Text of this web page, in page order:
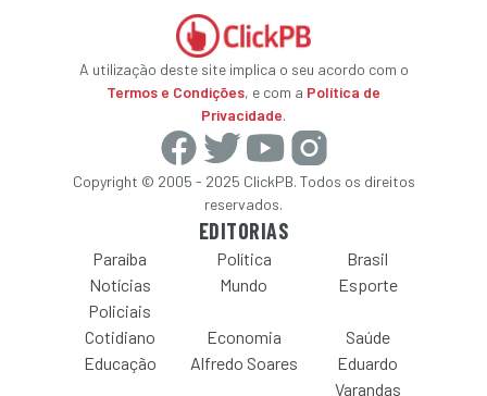
A utilização deste site implica o seu acordo com o
Termos e Condições, e com a Política de
Privacidade.
Copyright © 2005 - 2025 ClickPB. Todos os direitos
reservados.
EDITORIAS
Paraíba Política
Brasil
Notícias
Policiais
Mundo Esporte
Cotidiano Economia
Saúde
Educação
Alfredo Soares
Eduardo
Varandas